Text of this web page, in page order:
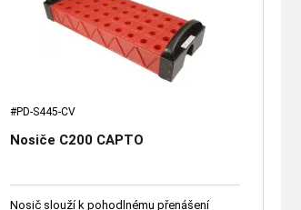
#PD-S445-CV
Nosiče C200 CAPTO
Nosič slouží k pohodlnému přenášení